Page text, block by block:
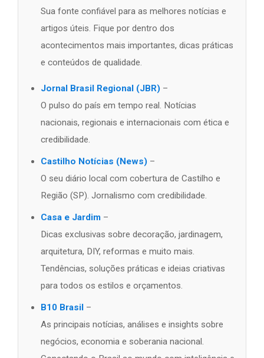
Sua fonte confiável para as melhores notícias e
artigos úteis. Fique por dentro dos
acontecimentos mais importantes, dicas práticas
e conteúdos de qualidade.
Jornal Brasil Regional (JBR) –
O pulso do país em tempo real. Notícias
nacionais, regionais e internacionais com ética e
credibilidade.
Castilho Notícias (News) –
O seu diário local com cobertura de Castilho e
Região (SP). Jornalismo com credibilidade.
Casa e Jardim –
Dicas exclusivas sobre decoração, jardinagem,
arquitetura, DIY, reformas e muito mais.
Tendências, soluções práticas e ideias criativas
para todos os estilos e orçamentos.
B10 Brasil –
As principais notícias, análises e insights sobre
negócios, economia e soberania nacional.